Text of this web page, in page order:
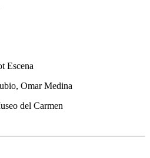
Escena
Omar Medina
del Carmen